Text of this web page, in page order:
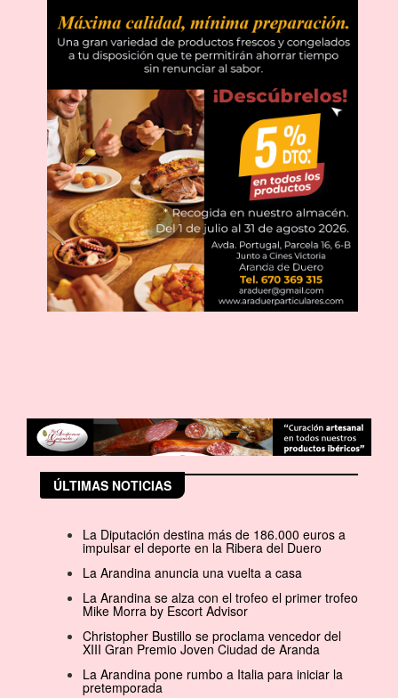
ÚLTIMAS NOTICIAS
La Diputación destina más de 186.000 euros a
impulsar el deporte en la Ribera del Duero
La Arandina anuncia una vuelta a casa
La Arandina se alza con el trofeo el primer trofeo
Mike Morra by Escort Advisor
Christopher Bustillo se proclama vencedor del
XIII Gran Premio Joven Ciudad de Aranda
La Arandina pone rumbo a Italia para iniciar la
pretemporada